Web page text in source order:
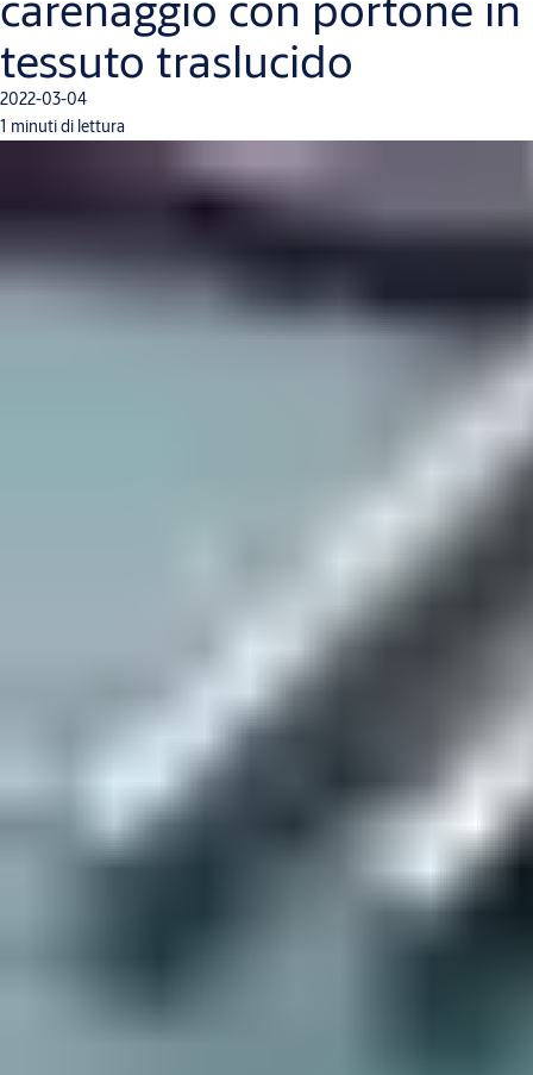
tessuto traslucido
2022-03-04
1 minuti di lettura